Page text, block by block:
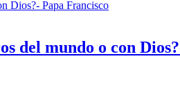
del mundo o con